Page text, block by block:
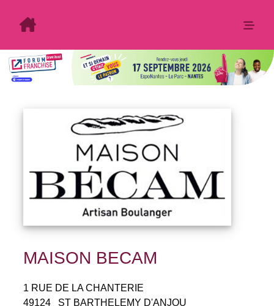
MAISON BECAM
1 RUE DE LA CHANTERIE
49124
ST BARTHELEMY D'ANJOU